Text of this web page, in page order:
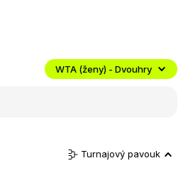
WTA (ženy) - Dvouhry
Turnajový pavouk